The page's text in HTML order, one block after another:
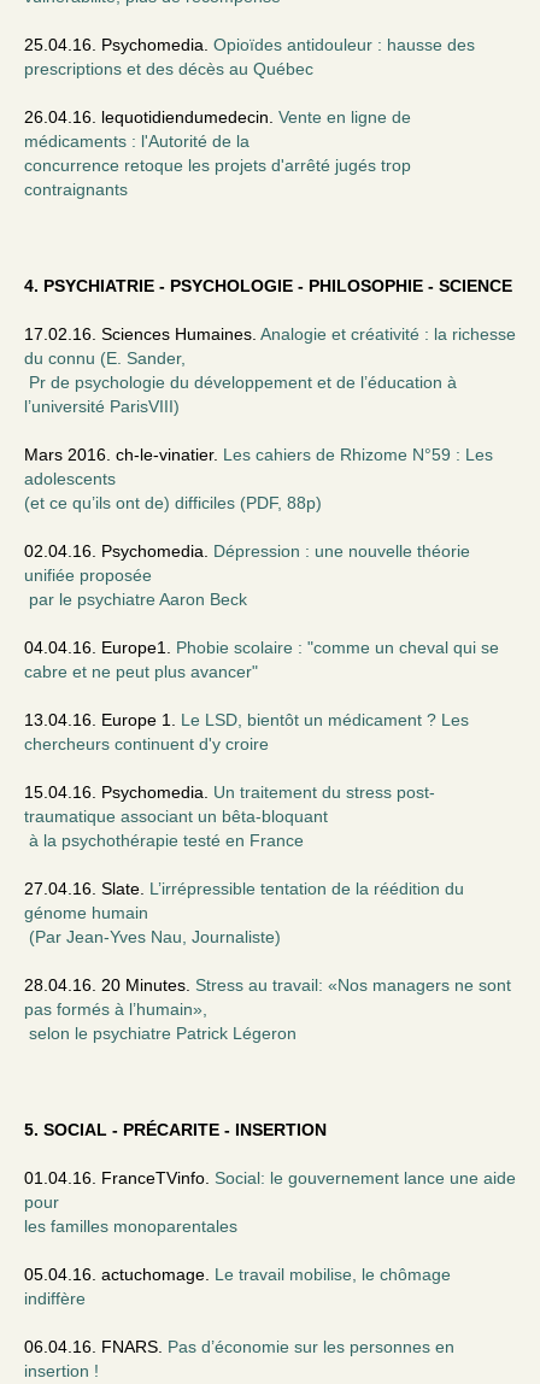
25.04.16. Psychomedia. Opioïdes antidouleur : hausse des
prescriptions et des décès au Québec
26.04.16. lequotidiendumedecin. Vente en ligne de
médicaments : l'Autorité de la
concurrence retoque les projets d'arrêté jugés trop
contraignants
4. PSYCHIATRIE - PSYCHOLOGIE - PHILOSOPHIE - SCIENCE
17.02.16. Sciences Humaines. Analogie et créativité : la richesse
du connu (E. Sander,
Pr de psychologie du développement et de l’éducation à
l’université ParisVIII)
Mars 2016. ch-le-vinatier. Les cahiers de Rhizome N°59 : Les
adolescents
(et ce qu’ils ont de) difficiles (PDF, 88p)
02.04.16. Psychomedia. Dépression : une nouvelle théorie
unifiée proposée
par le psychiatre Aaron Beck
04.04.16. Europe1. Phobie scolaire : "comme un cheval qui se
cabre et ne peut plus avancer"
13.04.16. Europe 1. Le LSD, bientôt un médicament ? Les
chercheurs continuent d'y croire
15.04.16. Psychomedia. Un traitement du stress post-
traumatique associant un bêta-bloquant
à la psychothérapie testé en France
27.04.16. Slate. L’irrépressible tentation de la réédition du
génome humain
(Par Jean-Yves Nau, Journaliste)
28.04.16. 20 Minutes. Stress au travail: «Nos managers ne sont
pas formés à l’humain»,
selon le psychiatre Patrick Légeron
5. SOCIAL - PRÉCARITE - INSERTION
01.04.16. FranceTVinfo. Social: le gouvernement lance une aide
pour
les familles monoparentales
05.04.16. actuchomage. Le travail mobilise, le chômage
indiffère
06.04.16. FNARS. Pas d’économie sur les personnes en
insertion !